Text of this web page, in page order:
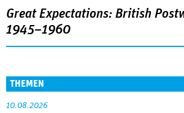
Great Expectations: British
1945–1960
THEMEN
10.08.2026